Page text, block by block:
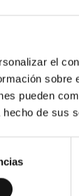
el
pueden
hecho de sus